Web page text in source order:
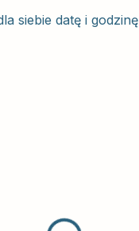
siebie datę i godzinę